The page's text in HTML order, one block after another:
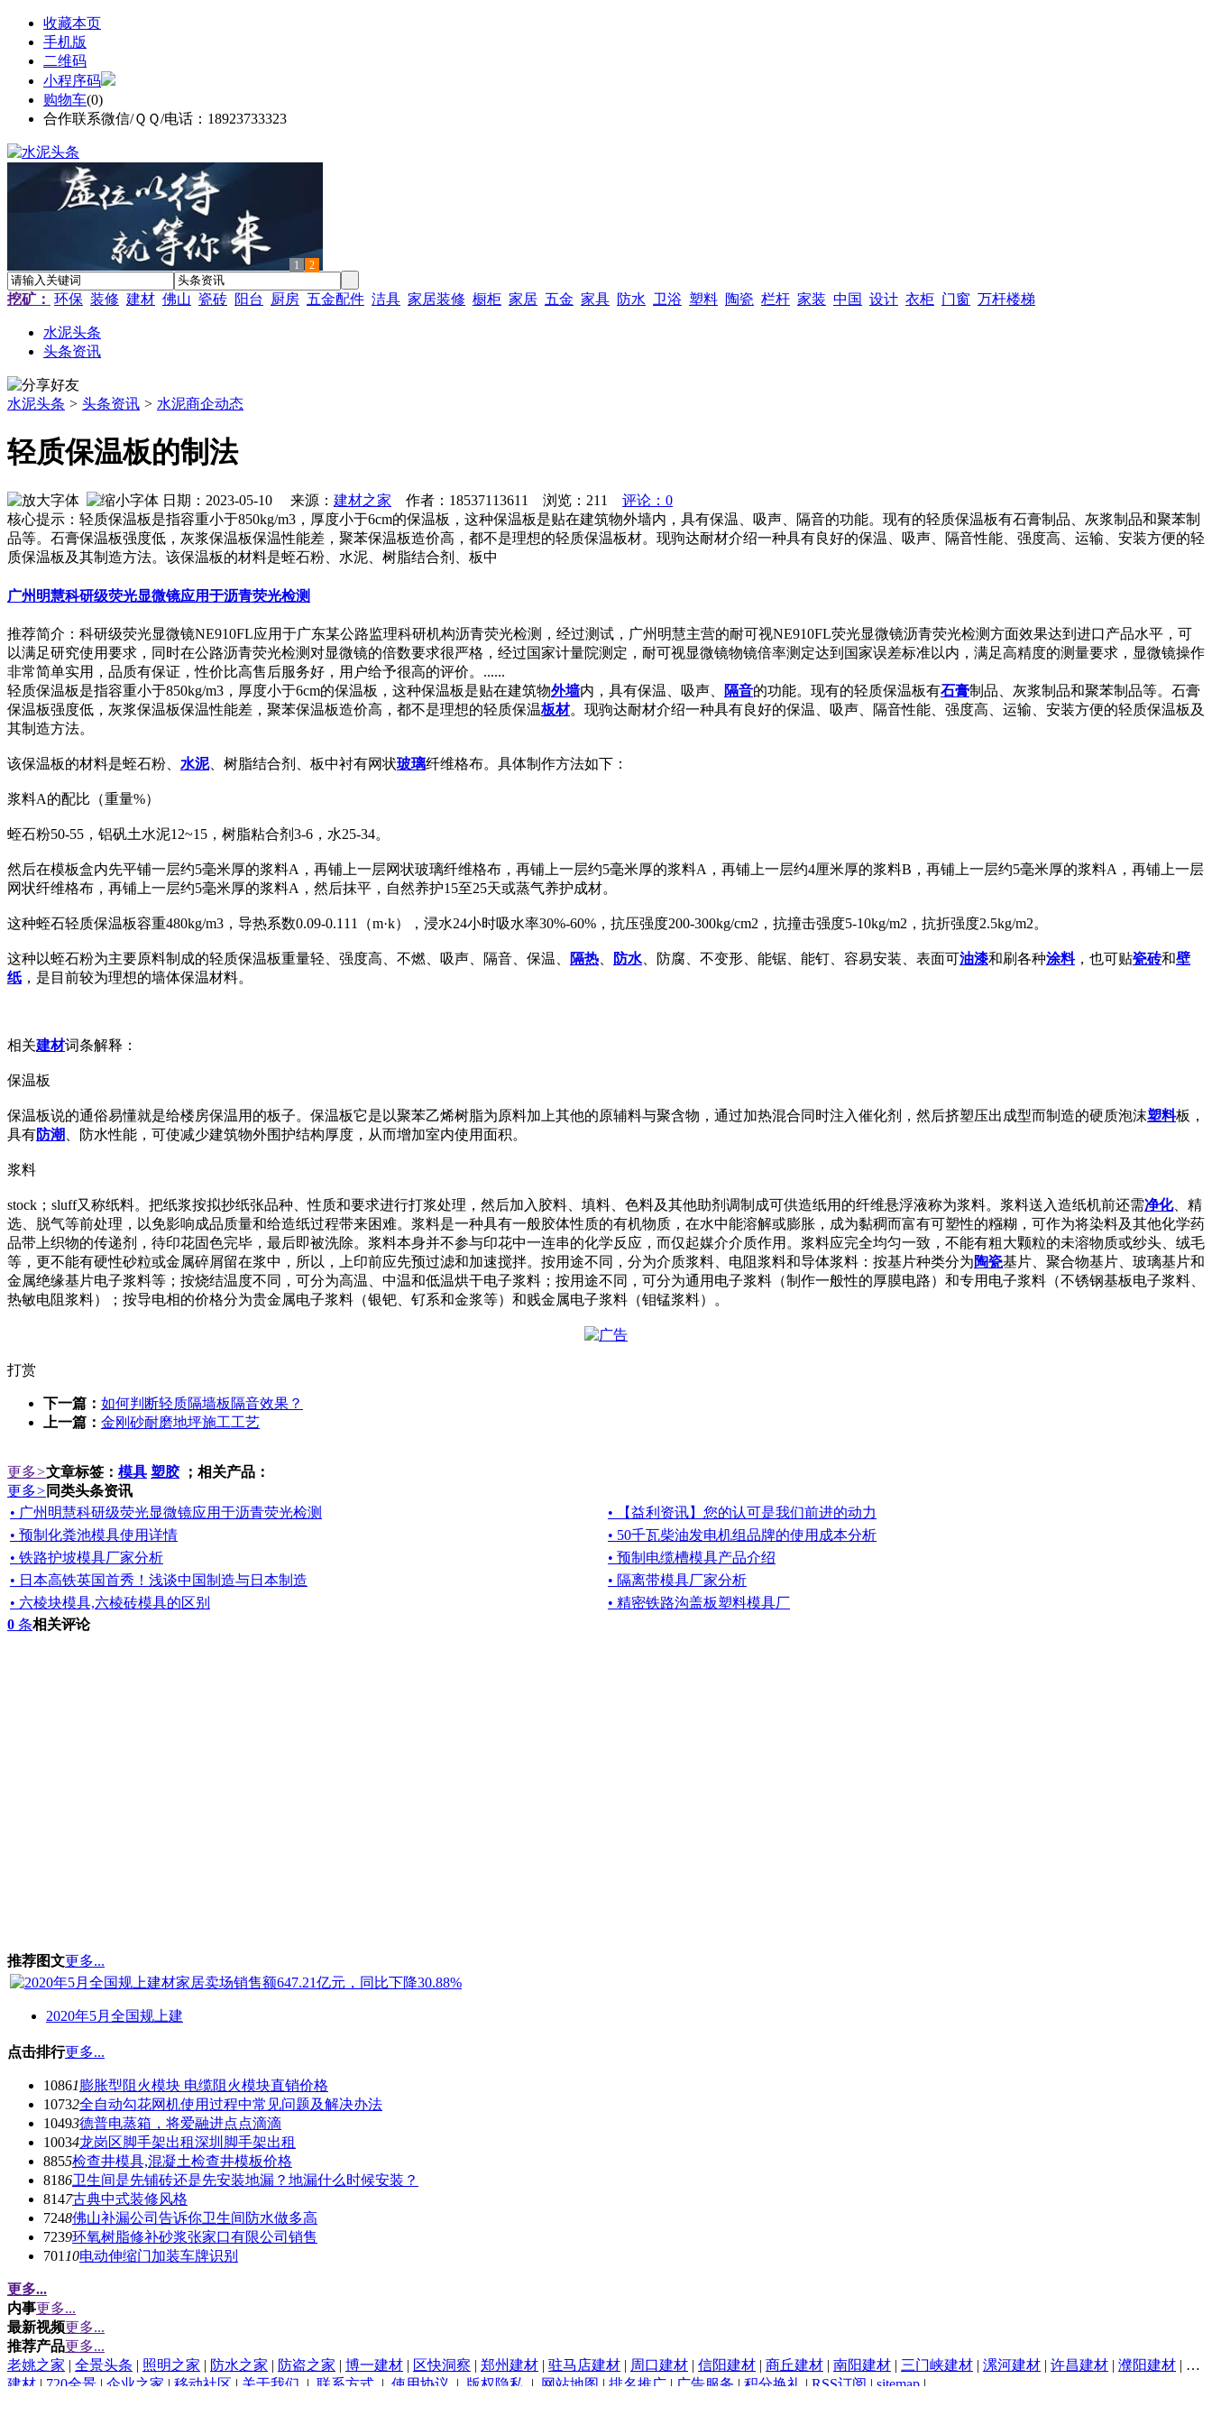
收藏本页
手机版
二维码
小程序码
购物车(0)
合作联系微信/ＱＱ/电话：18923733323
1 2
挖矿： 环保 装修 建材 佛山 瓷砖 阳台 厨房 五金配件 洁具 家居装修 橱柜 家居 五金 家具 防水 卫浴 塑料 陶瓷 栏杆 家装 中国 设计 衣柜 门窗 万杆楼梯
水泥头条
头条资讯
水泥头条 > 头条资讯 > 水泥商企动态
轻质保温板的制法
日期：2023-05-10 来源： 建材之家 作者：18537113611 浏览： 211
评论：0
核心提示：轻质保温板是指容重小于850kg/m3，厚度小于6cm的保温板，这种保温板是贴在建筑物外墙内，具有保温、吸声、隔音的功能。现有的轻质保温板有石膏制品、灰浆制品和聚苯制
品等。石膏保温板强度低，灰浆保温板保温性能差，聚苯保温板造价高，都不是理想的轻质保温板材。现驹达耐材介绍一种具有良好的保温、吸声、隔音性能、强度高、运输、安装方便的轻
质保温板及其制造方法。该保温板的材料是蛭石粉、水泥、树脂结合剂、板中
广州明慧科研级荧光显微镜应用于沥青荧光检测
推荐简介：科研级荧光显微镜NE910FL应用于广东某公路监理科研机构沥青荧光检测，经过测试，广州明慧主营的耐可视NE910FL荧光显微镜沥青荧光检测方面效果达到进口产品水平，可
以满足研究使用要求，同时在公路沥青荧光检测对显微镜的倍数要求很严格，经过国家计量院测定，耐可视显微镜物镜倍率测定达到国家误差标准以内，满足高精度的测量要求，显微镜操作
非常简单实用，品质有保证，性价比高售后服务好，用户给予很高的评价。......
轻质保温板是指容重小于850kg/m3，厚度小于6cm的保温板，这种保温板是贴在建筑物外墙内，具有保温、吸声、 隔音的功能。现有的轻质保温板有石膏制品、灰浆制品和聚苯制品等。石膏
保温板强度低，灰浆保温板保温性能差，聚苯保温板造价高，都不是理想的轻质保温板材。现驹达耐材介绍一种具有良好的保温、吸声、隔音性能、强度高、运输、安装方便的轻质保温板及
其制造方法。
该保温板的材料是蛭石粉、 水泥、树脂结合剂、板中衬有网状玻璃纤维格布。具体制作方法如下：
浆料A的配比（重量%）
蛭石粉50-55，铝矾土水泥12~15，树脂粘合剂3-6，水25-34。
然后在模板盒内先平铺一层约5毫米厚的浆料A，再铺上一层网状玻璃纤维格布，再铺上一层约5毫米厚的浆料A，再铺上一层约4厘米厚的浆料B，再铺上一层约5毫米厚的浆料A，再铺上一层
网状纤维格布，再铺上一层约5毫米厚的浆料A，然后抹平，自然养护15至25天或蒸气养护成材。
这种蛭石轻质保温板容重480kg/m3，导热系数0.09-0.111（m·k），浸水24小时吸水率30%-60%，抗压强度200-300kg/cm2，抗撞击强度5-10kg/m2，抗折强度2.5kg/m2。
这种以蛭石粉为主要原料制成的轻质保温板重量轻、强度高、不燃、吸声、隔音、保温、 隔热 防水 、防腐、不变形、能锯、能钉、容易安装、表面可油漆和刷各种涂料，也可贴瓷砖和壁
纸 ，是目前较为理想的墙体保温材料。
相关建材词条解释：
保温板
保温板说的通俗易懂就是给楼房保温用的板子。保温板它是以聚苯乙烯树脂为原料加上其他的原辅料与聚含物，通过加热混合同时注入催化剂，然后挤塑压出成型而制造的硬质泡沫塑料板，
具有防潮 、防水性能，可使减少建筑物外围护结构厚度，从而增加室内使用面积。
浆料
stock；sluff又称纸料。把纸浆按拟抄纸张品种、性质和要求进行打浆处理，然后加入胶料、填料、色料及其他助剂调制成可供造纸用的纤维悬浮液称为浆料。浆料送入造纸机前还需净化、精
选、脱气等前处理，以免影响成品质量和给造纸过程带来困难。浆料是一种具有一般胶体性质的有机物质，在水中能溶解或膨胀，成为黏稠而富有可塑性的糨糊，可作为将染料及其他化学药
品带上织物的传递剂，待印花固色完毕，最后即被洗除。浆料本身并不参与印花中一连串的化学反应，而仅起媒介介质作用。浆料应完全均匀一致，不能有粗大颗粒的未溶物质或纱头、绒毛
等，更不能有硬性砂粒或金属碎屑留在浆中，所以，上印前应先预过滤和加速搅拌。按用途不同，分为介质浆料、电阻浆料和导体浆料：按基片种类分为陶瓷基片、聚合物基片、玻璃基片和
金属绝缘基片电子浆料等；按烧结温度不同，可分为高温、中温和低温烘干电子浆料；按用途不同，可分为通用电子浆料（制作一般性的厚膜电路）和专用电子浆料（不锈钢基板电子浆料、
热敏电阻浆料）；按导电相的价格分为贵金属电子浆料（银钯、钌系和金浆等）和贱金属电子浆料（钼锰浆料）。
打赏
下一篇： 如何判断轻质隔墙板隔音效果？
上一篇： 金刚砂耐磨地坪施工工艺
更多>文章标签： 模具 塑胶；相关产品：
更多> 同类头条资讯
• 广州明慧科研级荧光显微镜应用于沥青荧光检测
• 【益利资讯】您的认可是我们前进的动力
• 预制化粪池模具使用详情
• 50千瓦柴油发电机组品牌的使用成本分析
• 铁路护坡模具厂家分析
• 预制电缆槽模具产品介绍
• 日本高铁英国首秀！浅谈中国制造与日本制造
• 隔离带模具厂家分析
• 六棱块模具,六棱砖模具的区别
• 精密铁路沟盖板塑料模具厂
0 条相关评论
推荐图文更多...
2020年5月全国规上建
点击排行更多...
10861膨胀型阻火模块 电缆阻火模块直销价格
10732全自动勾花网机使用过程中常见问题及解决办法
10493德普电蒸箱，将爱融进点点滴滴
10034龙岗区脚手架出租深圳脚手架出租
8855检查井模具,混凝土检查井模板价格
8186卫生间是先铺砖还是先安装地漏？地漏什么时候安装？
8147古典中式装修风格
7248佛山补漏公司告诉你卫生间防水做多高
7239环氧树脂修补砂浆张家口有限公司销售
701 10电动伸缩门加装车牌识别
更多...
内事更多...
最新视频更多...
推荐产品更多...
老姚之家 | 全景头条 | 照明之家 | 防水之家 | 防盗之家 | 博一建材 | 区快洞察 | 郑州建材 | 驻马店建材 | 周口建材 | 信阳建材 | 商丘建材 | 南阳建材 | 三门峡建材 | 漯河建材 | 许昌建材 | 濮阳建材 | 焦
建材 | 720全景 | 企业之家 | 移动社区 | 关于我们 | 联系方式 | 使用协议 | 版权隐私 | 网站地图 | 排名推广 | 广告服务 | 积分换礼 | RSS订阅 | sitemap |